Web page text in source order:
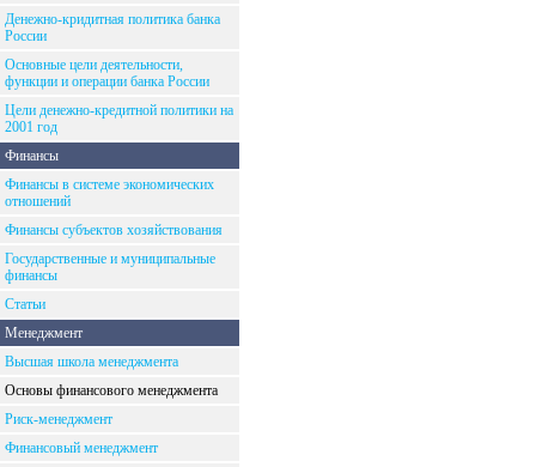
Денежно-кридитная политика банка
России
Основные цели деятельности,
функции и операции банка России
Цели денежно-кредитной политики на
2001 год
Финансы
Финансы в системе экономических
отношений
Финансы субъектов хозяйствования
Государственные и муниципальные
финансы
Статьи
Менеджмент
Высшая школа менеджмента
Основы финансового менеджмента
Риск-менеджмент
Финансовый менеджмент